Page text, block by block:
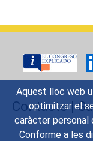
Aquest lloc web
optimitzar el
caràcter personal
Conforme a les
Contacte|